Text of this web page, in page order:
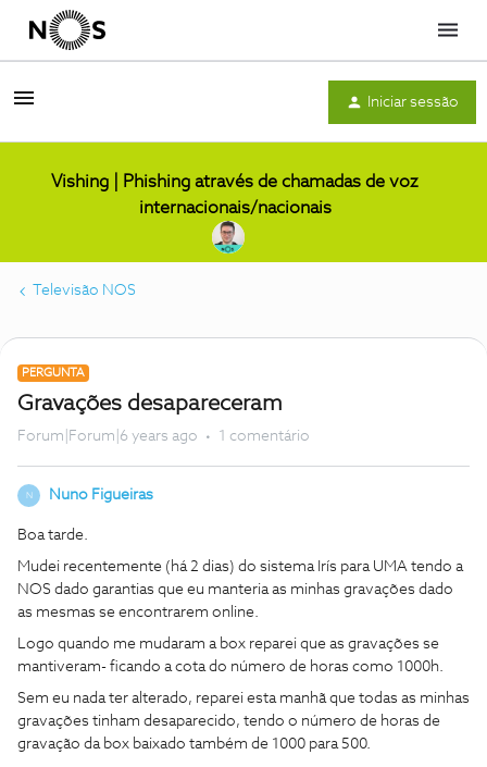
Menu
Iniciar sessão
Vishing | Phishing através de chamadas de voz
internacionais/nacionais
Televisão NOS
PERGUNTA
Gravações desapareceram
Forum|Forum|6 years ago 1 comentário
N Nuno Figueiras
Boa tarde.
Mudei recentemente (há 2 dias) do sistema Irís para UMA tendo a
NOS dado garantias que eu manteria as minhas gravações dado
as mesmas se encontrarem online.
Logo quando me mudaram a box reparei que as gravações se
mantiveram- ficando a cota do número de horas como 1000h.
Sem eu nada ter alterado, reparei esta manhã que todas as minhas
gravações tinham desaparecido, tendo o número de horas de
gravação da box baixado também de 1000 para 500.